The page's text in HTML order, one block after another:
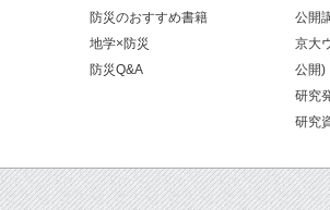
防災のおすすめ書籍
地学×防災
防災Q&A
公開
京大
公開)
研究
研究